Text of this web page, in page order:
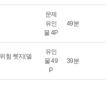
문제
유인
물 4P
49분
험 헷지(델
유인
물 49
P
39분